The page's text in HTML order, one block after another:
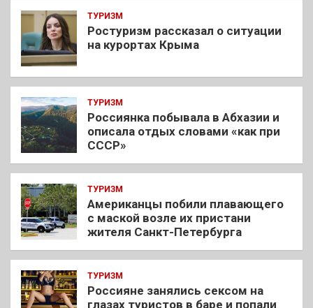
ТУРИЗМ
Ростуризм рассказал о ситуации
на курортах Крыма
ТУРИЗМ
Россиянка побывала в Абхазии и
описала отдых словами «как при
СССР»
ТУРИЗМ
Американцы побили плавающего
с маской возле их пристани
жителя Санкт-Петербурга
ТУРИЗМ
Россияне занялись сексом на
глазах туристов в баре и попали